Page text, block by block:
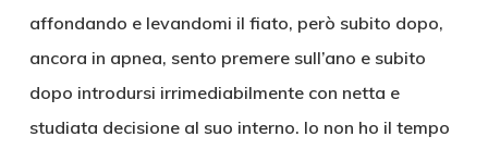
affondando e levandomi il fiato, però subito dopo,
ancora in apnea, sento premere sull’ano e subito
dopo introdursi irrimediabilmente con netta e
studiata decisione al suo interno. Io non ho il tempo